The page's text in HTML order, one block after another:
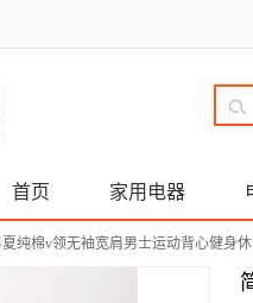
首页 家用电器
纯棉v领无袖宽肩男士运动背心健身